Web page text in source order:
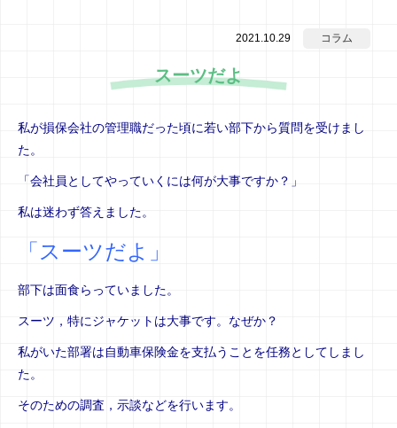
2021.10.29 コラム
スーツだよ
私が損保会社の管理職だった頃に若い部下から質問を受けまし
た。
「会社員としてやっていくには何が大事ですか？」
私は迷わず答えました。
「スーツだよ」
部下は面食らっていました。
スーツ，特にジャケットは大事です。 なぜか？
私がいた部署は自動車保険金を支払うことを任務としてしまし
た。
そのための調査，示談などを行います。